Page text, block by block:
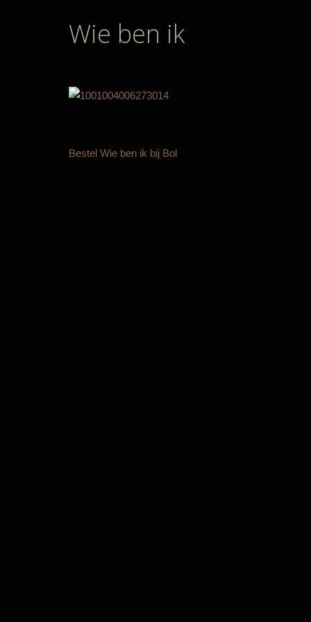
Wie ben ik
Bestel Wie ben ik bij Bol